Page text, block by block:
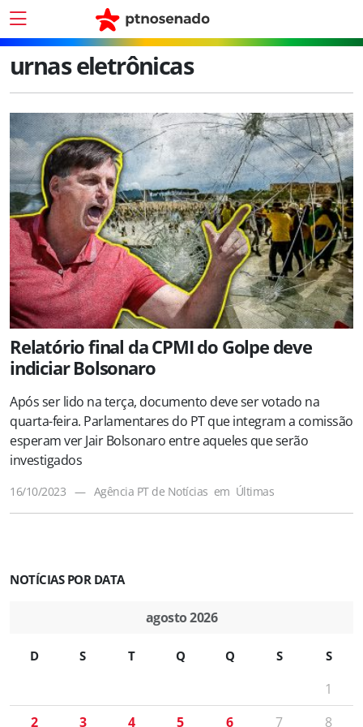
urnas eletrônicas
Relatório final da CPMI do Golpe deve
indiciar Bolsonaro
Após ser lido na terça, documento deve ser votado na
quarta-feira. Parlamentares do PT que integram a comissão
esperam ver Jair Bolsonaro entre aqueles que serão
investigados
16/10/2023 — Agência PT de Notícias em Últimas
NOTÍCIAS POR DATA
agosto 2026
D S T Q Q S S
1
2
3 4 5 6 7
8